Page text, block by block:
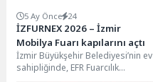
5 Ay Önce 24
İZFURNEX 2026 – İzmir
Mobilya Fuarı kapılarını açtı
İzmir Büyükşehir Belediyesi’nin ev
sahipliğinde, EFR Fuarcılık
tarafından Fuar İzmir’de